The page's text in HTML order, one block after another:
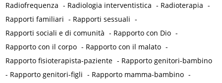
Radiofrequenza - Radiologia interventistica - Radioterapia -
Rapporti familiari - Rapporti sessuali -
Rapporti sociali e di comunità - Rapporto con Dio -
Rapporto con il corpo - Rapporto con il malato -
Rapporto fisioterapista-paziente - Rapporto genitori-bambino
- Rapporto genitori-figli - Rapporto mamma-bambino -